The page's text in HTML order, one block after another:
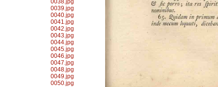
0038.jpg
0039.jpg
0040.jpg
0041.jpg
0042.jpg
0043.jpg
0044.jpg
0045.jpg
0046.jpg
0047.jpg
0048.jpg
0049.jpg
0050.jpg